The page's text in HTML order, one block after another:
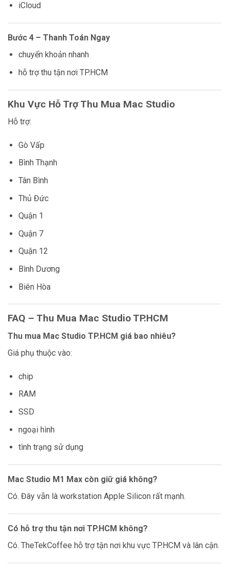
iCloud
Bước 4 – Thanh Toán Ngay
chuyển khoản nhanh
hỗ trợ thu tận nơi TP.HCM
Khu Vực Hỗ Trợ Thu Mua Mac Studio
Hỗ trợ:
Gò Vấp
Bình Thạnh
Tân Bình
Thủ Đức
Quận 1
Quận 7
Quận 12
Bình Dương
Biên Hòa
FAQ – Thu Mua Mac Studio TP.HCM
Thu mua Mac Studio TP.HCM giá bao nhiêu?
Giá phụ thuộc vào:
chip
RAM
SSD
ngoại hình
tình trạng sử dụng
Mac Studio M1 Max còn giữ giá không?
Có. Đây vẫn là workstation Apple Silicon rất mạnh.
Có hỗ trợ thu tận nơi TP.HCM không?
Có. TheTekCoffee hỗ trợ tận nơi khu vực TP.HCM và lân cận.